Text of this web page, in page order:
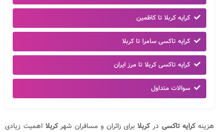
کرایه کربلا تا کاظمین
کرایه تاکسی سامرا تا کربلا
کرایه تاکسی کربلا تا مرز ایران
سوالات متداول
هزینهکرایه تاکسیدرکربلا برای زائران و مسافران شهرکربلااهمیت زیادی